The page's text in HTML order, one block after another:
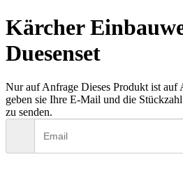
Kärcher
Duesenset
Nur auf Anfrage Dieses Produkt ist auf
geben sie Ihre E-Mail und die
zu senden.